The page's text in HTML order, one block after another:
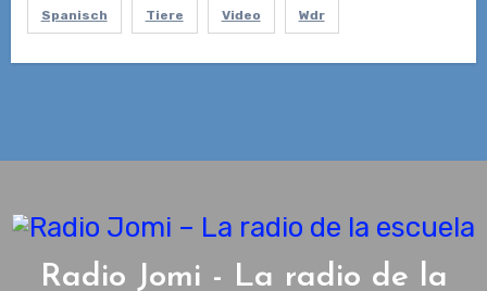
Spanisch Tiere Video Wdr
Radio Jomi - La radio de la